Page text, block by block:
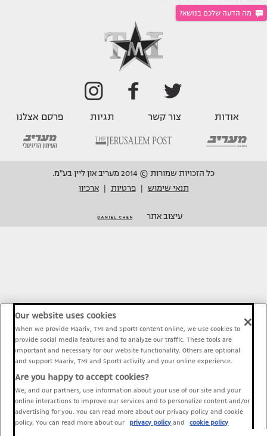
מה הדעה שלכם בנושא?
אודות צור קשר תגיות פרסם אצלנו
כל הזכויות שמורות © 2014 מעריב און ליין בע"מ.
תנאי שימוש
פרטיות ארכיון
עיצוב אתר
Our website uses cookies
When we provide Maariv, TMI and Sport1 content online, we use cookies to
provide social media features and to analyze our traffic. These tools are
important and necessary for our website functionality. Others are optional
and support Maariv, TMI and Sport1 activity and your online experience.
Are you happy to accept cookies?
We, and our partners, use information about your use of our site and your
online interactions to improve our services and to personalize content and/or
advertising for you. You can read more about our privacy policy and cookie
policy. You can read more about our
privacy policy and cookie policy